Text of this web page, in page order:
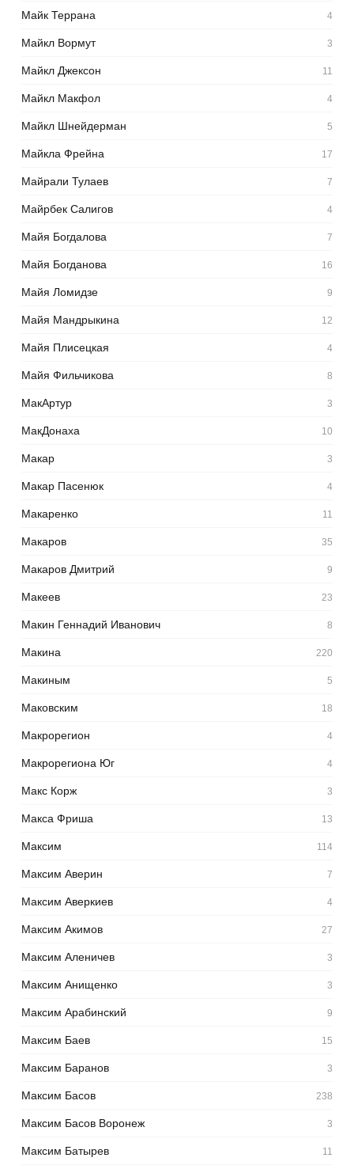
Майк Террана 4
Майкл Вормут 3
Майкл Джексон 11
Майкл Макфол 4
Майкл Шнейдерман 5
Майкла Фрейна 17
Майрали Тулаев 7
Майрбек Салигов 4
Майя Богдалова 7
Майя Богданова 16
Майя Ломидзе 9
Майя Мандрыкина 12
Майя Плисецкая 4
Майя Фильчикова 8
МакАртур 3
МакДонаха 10
Макар 3
Макар Пасенюк 4
Макаренко 11
Макаров 35
Макаров Дмитрий 9
Макеев 23
Макин Геннадий Иванович 8
Макина 220
Макиным 5
Маковским 18
Макрорегион 4
Макрорегиона Юг 4
Макс Корж 3
Макса Фриша 13
Максим 114
Максим Аверин 7
Максим Аверкиев 4
Максим Акимов 27
Максим Аленичев 3
Максим Анищенко 3
Максим Арабинский 9
Максим Баев 15
Максим Баранов 3
Максим Басов 238
Максим Басов Воронеж 3
Максим Батырев 11